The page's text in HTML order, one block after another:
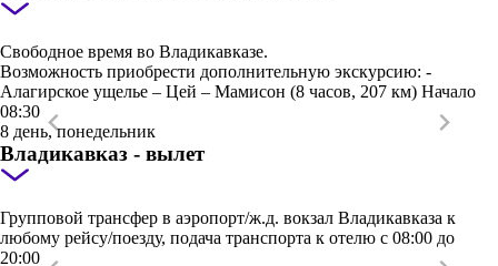
Свободное время во Владикавказе.
Возможность приобрести дополнительную экскурсию: -
Алагирское ущелье – Цей – Мамисон (8 часов, 207 км) Начало
08:30
8 день, понедельник
Владикавказ - вылет
Групповой трансфер в аэропорт/ж.д. вокзал Владикавказа к
любому рейсу/поезду, подача транспорта к отелю с 08:00 до
20:00